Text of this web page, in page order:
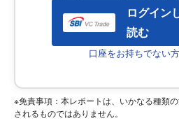
ログイン
読む
口座をお持ちでない
※免責事項：本レポートは、いかなる種類
されるものではありません。